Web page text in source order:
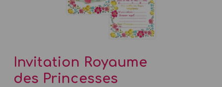
Invitation Royaume
des Princesses